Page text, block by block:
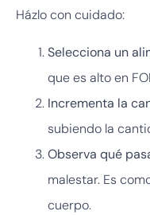
Házlo con cuidado:
Selecciona un
que es alto en
Incrementa la
subiendo la
Observa qué
malestar. Es
cuerpo.